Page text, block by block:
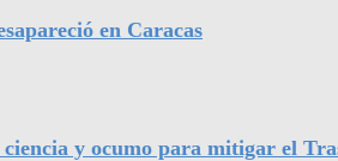
en Caracas
y ocumo para mitigar el